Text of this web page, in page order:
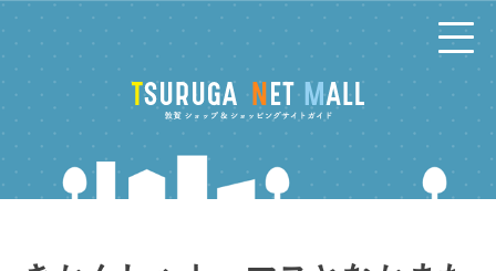
コ
ン
テ
ン
ツ
へ